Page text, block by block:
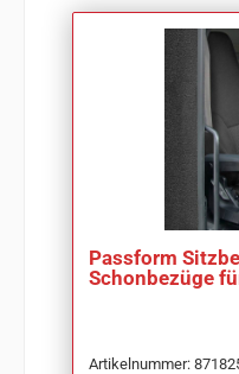
Passform
Schonbezüge
Artikelnummer: